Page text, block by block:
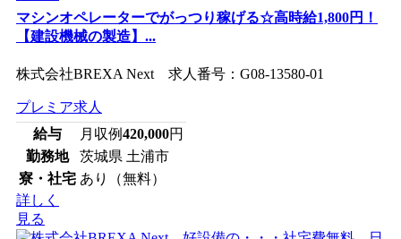
マシンオペレーターでがっつり稼げる☆高時給1,800円！
【建設機械の製造】...
株式会社BREXA Next 求人番号：G08-13580-01
プレミア求人
給与
月収例420,000円
勤務地
茨城県 土浦市
寮・社宅 あり（無料）
詳しく
見る